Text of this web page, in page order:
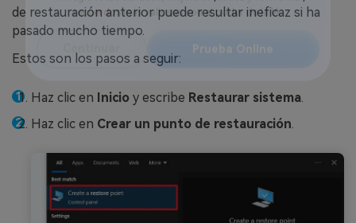
Reparador de Fotos con IA
Arregla fotos dañadas, mejora su nitidez y revive tus
recuerdos más valiosos con el poder de la IA.
de restauración anterior puede resultar ineficaz si ha
pasado mucho tiempo.
Estos son los pasos a seguir:
Haz clic en Inicio y escribe Restaurar sistema.
Haz clic en Crear un punto de restauración